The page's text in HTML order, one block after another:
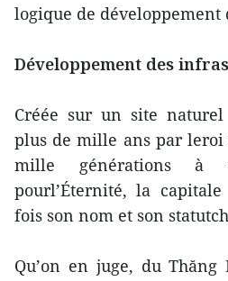
logique de développement
Développement des
Créée sur un site
plus de mille ans par
mille générations à
pourl’Éternité, la
fois son nom et son
Qu’on en juge, du